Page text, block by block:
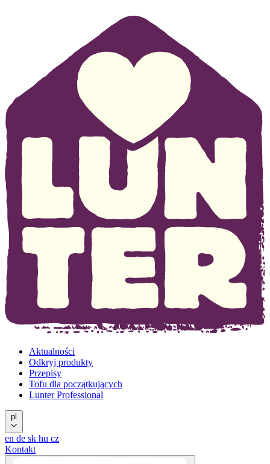
Aktualności
Odkryj produkty
Przepisy
Tofu dla początkujących
Lunter Professional
pl
en de sk hu cz
Kontakt